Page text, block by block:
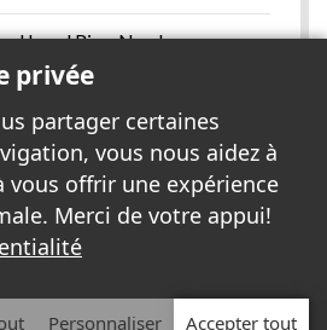
Laval Rive-Nord
Anjou Montreal Est
>
privée
partager certaines
vous nous aidez à
vous offrir une expérience
Merci de votre appui!
Personnaliser Accepter tout